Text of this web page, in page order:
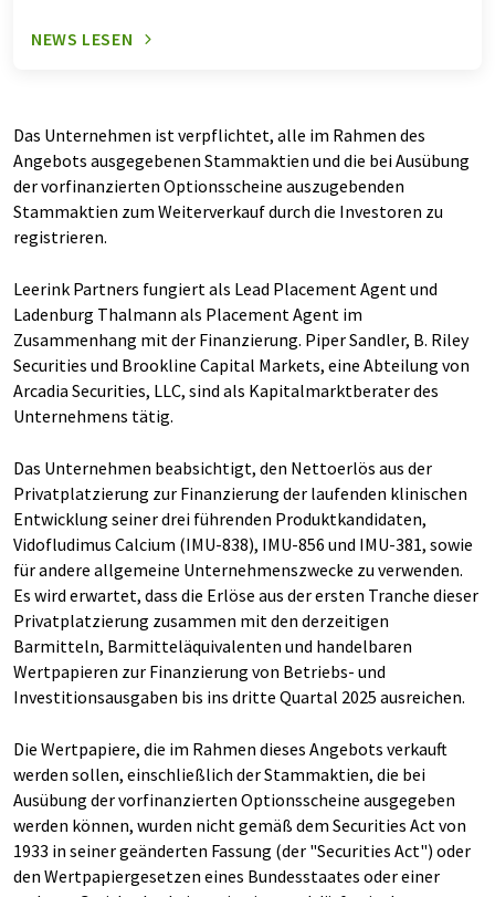
NEWS LESEN
Das Unternehmen ist verpflichtet, alle im Rahmen des
Angebots ausgegebenen Stammaktien und die bei Ausübung
der vorfinanzierten Optionsscheine auszugebenden
Stammaktien zum Weiterverkauf durch die Investoren zu
registrieren.
Leerink Partners fungiert als Lead Placement Agent und
Ladenburg Thalmann als Placement Agent im
Zusammenhang mit der Finanzierung. Piper Sandler, B. Riley
Securities und Brookline Capital Markets, eine Abteilung von
Arcadia Securities, LLC, sind als Kapitalmarktberater des
Unternehmens tätig.
Das Unternehmen beabsichtigt, den Nettoerlös aus der
Privatplatzierung zur Finanzierung der laufenden klinischen
Entwicklung seiner drei führenden Produktkandidaten,
Vidofludimus Calcium (IMU-838), IMU-856 und IMU-381, sowie
für andere allgemeine Unternehmenszwecke zu verwenden.
Es wird erwartet, dass die Erlöse aus der ersten Tranche dieser
Privatplatzierung zusammen mit den derzeitigen
Barmitteln, Barmitteläquivalenten und handelbaren
Wertpapieren zur Finanzierung von Betriebs- und
Investitionsausgaben bis ins dritte Quartal 2025 ausreichen.
Die Wertpapiere, die im Rahmen dieses Angebots verkauft
werden sollen, einschließlich der Stammaktien, die bei
Ausübung der vorfinanzierten Optionsscheine ausgegeben
werden können, wurden nicht gemäß dem Securities Act von
1933 in seiner geänderten Fassung (der "Securities Act") oder
den Wertpapiergesetzen eines Bundesstaates oder einer